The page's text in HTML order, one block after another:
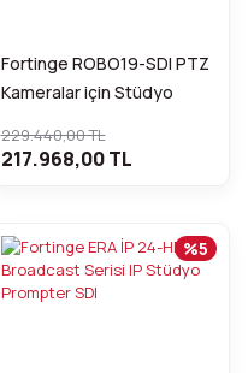
Fortinge ROBO19-SDI PTZ
Kameralar için Stüdyo
229.440,00 TL
217.968,00 TL
%5